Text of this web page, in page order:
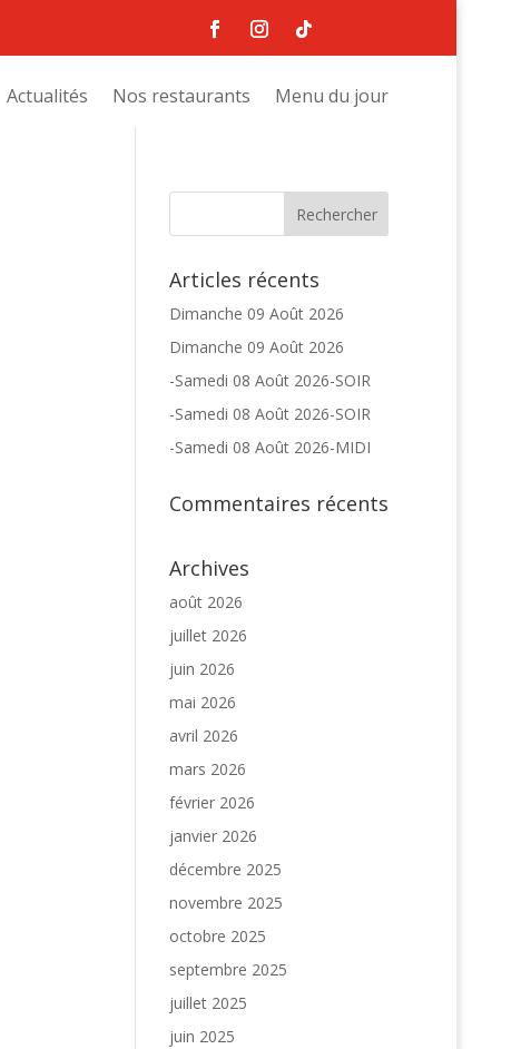
Actualités Nos restaurants Menu du jour
Articles récents
Dimanche 09 Août 2026
Dimanche 09 Août 2026
-Samedi 08 Août 2026-SOIR
-Samedi 08 Août 2026-SOIR
-Samedi 08 Août 2026-MIDI
Commentaires récents
Archives
août 2026
juillet 2026
juin 2026
mai 2026
avril 2026
mars 2026
février 2026
janvier 2026
décembre 2025
novembre 2025
octobre 2025
septembre 2025
juillet 2025
juin 2025